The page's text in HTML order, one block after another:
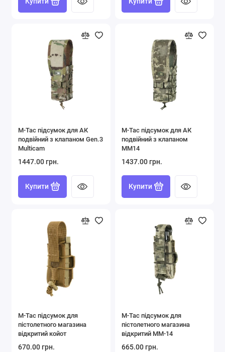
M-Tac підсумок для АК
подвійний з клапаном Gen.3
Multicam
1447.00 грн.
Купити
M-Tac підсумок для АК
подвійний з клапаном
MM14
1437.00 грн.
Купити
M-Tac підсумок для
пістолетного магазина
відкритий койот
670.00 грн.
M-Tac підсумок для
пістолетного магазина
відкритий ММ-14
665.00 грн.